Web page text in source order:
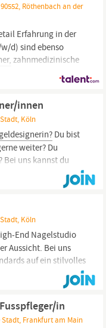
Röthenbach an der
Erfahrung in der
d) sind ebenso
zahnmedizinische
von
in einem
innen
Köln
Du bist
weiter? Du
uns kannst du
Zeit einen eigenen
Russian
Köln
End Nagelstudio
Aussicht. Bei uns
auf ein stilvolles
Produkten und
Kundenstamm.
Pediküre – Arbeiten
in
Stadt, Frankfurt am Main